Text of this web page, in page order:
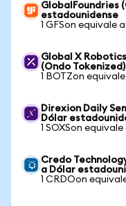
GlobalFoundries
estadounidense
1 GFSon equivale a
Global X
(Ondo
1 BOTZon
Direxion Daily
Dólar
1 SOXSon
Credo
a Dólar
1 CRDOon